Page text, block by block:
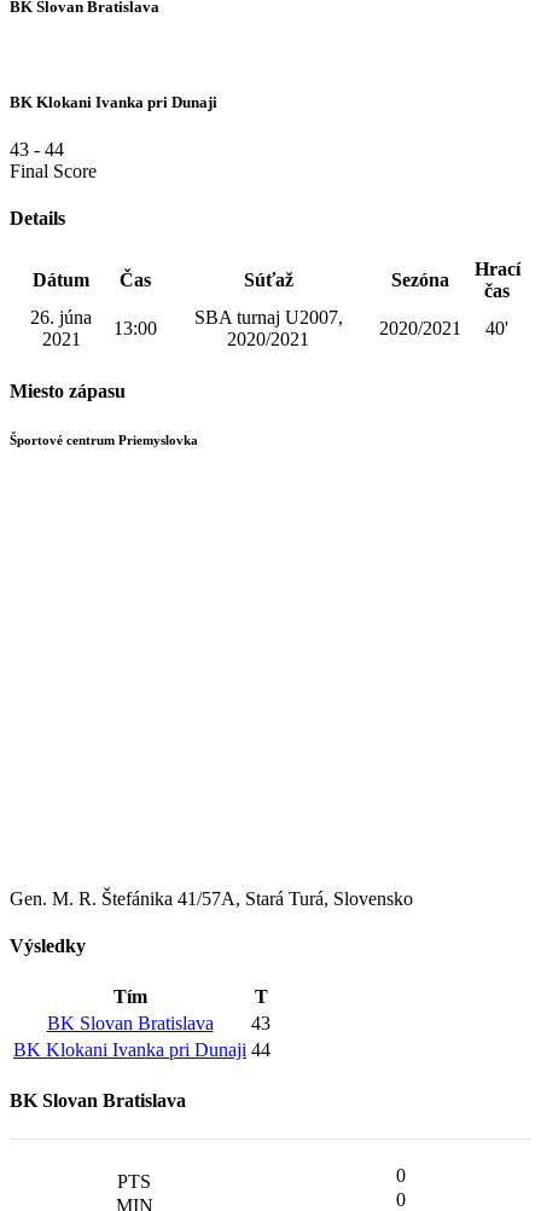
BK Slovan Bratislava
BK Klokani Ivanka pri Dunaji
43 - 44
Final Score
Details
Dátum Čas Súťaž Sezóna
Hrací
čas
26. júna
2021
13:00
SBA turnaj U2007,
2020/2021
2020/2021 40'
Miesto zápasu
Športové centrum Priemyslovka
Gen. M. R. Štefánika 41/57A, Stará Turá, Slovensko
Výsledky
Tím
T
BK Slovan Bratislava
43
BK Klokani Ivanka pri Dunaji 44
BK Slovan Bratislava
0
0